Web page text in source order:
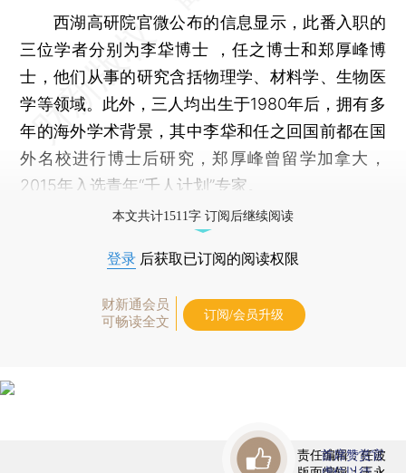
西湖高研院官微公布的信息显示，此番入职的
三位学者分别为李牮博士 ，任之博士和郑厚峰博
士，他们从事的研究含括物理学、材料学、生物医
学等领域。此外，三人均出生于1980年后，拥有多
年的海外学术背景，其中李牮和任之回国前都在国
外名校进行博士后研究，郑厚峰曾留学加拿大，
2015年入选青年“千人计划”专家。
本文共计1511字 订阅后继续阅读
登录 后获取已订阅的阅读权限
财新通会员
可畅读全文
订阅/会员升级
责任编辑：任波
首席赞赏官